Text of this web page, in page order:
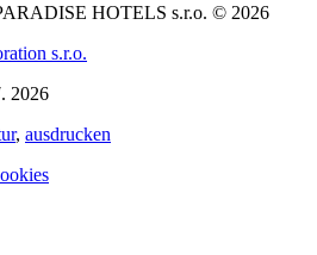
HOTELS s.r.o. © 2026
s.r.o.
2026
, ausdrucken